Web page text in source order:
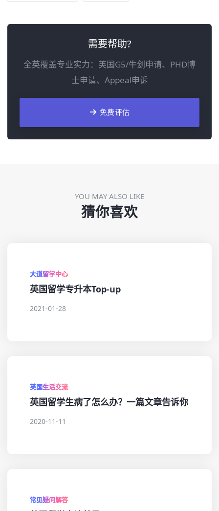
需要帮助?
全英覆盖专业实力：英国G5/牛剑申请、PHD博
士申请、Appeal申诉
免费评估
YOU MAY ALSO LIKE
猜你喜欢
大道留学中心
英国留学专升本Top-up
2021-01-28
英国生活交流
英国留学生病了怎么办？一篇文章告诉你
2020-11-11
常见疑问解答